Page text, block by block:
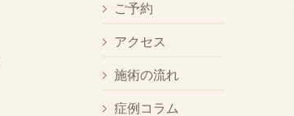
ご予約
アクセス
施術の流れ
症例コラム